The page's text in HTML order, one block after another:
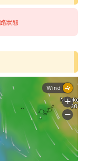
狀態